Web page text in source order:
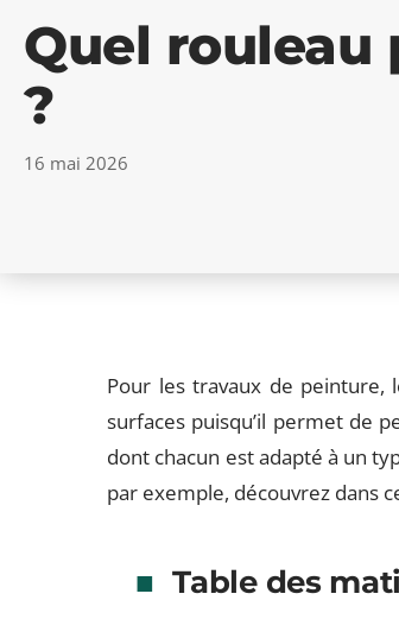
Quel rouleau
?
16 mai 2026
Pour les travaux de
surfaces puisqu’il permet de
dont chacun est adapté à un
par exemple, découvrez dans
Table des